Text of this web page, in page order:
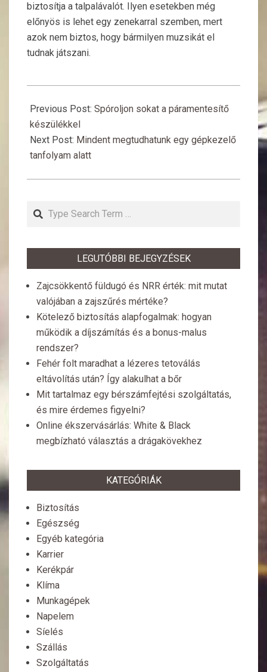
biztosítja a talpalávalót. Ilyen esetekben még
előnyös is lehet egy zenekarral szemben, mert
azok nem biztos, hogy bármilyen muzsikát el
tudnak játszani.
11-
09
Previous Post: Spóroljon sokat a páramentesítő
készülékkel
Next Post: Mindent megtudhatunk egy gépkezelő
tanfolyam alatt
Search
LEGUTÓBBI BEJEGYZÉSEK
Zajcsökkentő füldugó és NRR érték: mit mutat
valójában a zajszűrés mértéke?
Kötelező biztosítás alapfogalmak: hogyan
működik a díjszámítás és a bonus-malus
rendszer?
Fehér folt maradhat a lézeres tetoválás
eltávolítás után? Így alakulhat a bőr
Mit tartalmaz egy bérszámfejtési szolgáltatás,
és mire érdemes figyelni?
Online ékszervásárlás: White & Black
megbízható választás a drágakövekhez
KATEGÓRIÁK
Biztosítás
Egészség
Egyéb kategória
Karrier
Kerékpár
Klíma
Munkagépek
Napelem
Síelés
Szállás
Szolgáltatás